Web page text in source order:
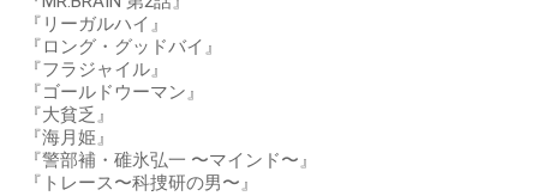
『リーガルハイ』
『ロング・グッドバイ』
『フラジャイル』
『ゴールドウーマン』
『大貧乏』
『海月姫』
『警部補・碓氷弘一 〜マインド〜』
『トレース〜科捜研の男〜』